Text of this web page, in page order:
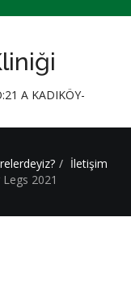
A KADIKÖY-
İletişim
2021